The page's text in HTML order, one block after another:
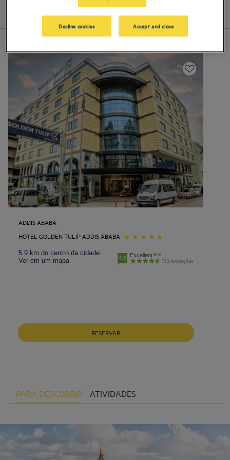
Lista Mapa
ADDIS ABABA
HOTEL GOLDEN TULIP ADDIS ABABA
5.9 km do centro da cidade
Ver em um mapa
4.5 Excellent
713 avaliações
RESERVAR
PARA DESCOBRIR ATIVIDADES
Decline cookies Accept and close